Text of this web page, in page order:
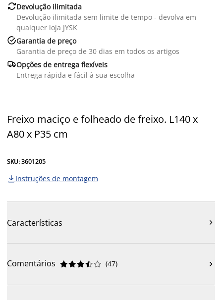
Devolução ilimitada
Devolução ilimitada sem limite de tempo - devolva em
qualquer loja JYSK
Garantia de preço
Garantia de preço de 30 dias em todos os artigos
Opções de entrega flexíveis
Entrega rápida e fácil à sua escolha
Freixo maciço e folheado de freixo. L140 x
A80 x P35 cm
SKU: 3601205
 Instruções de montagem
Características 
Comentários 




 (47) 